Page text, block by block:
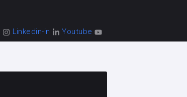
Linkedin-in Youtube